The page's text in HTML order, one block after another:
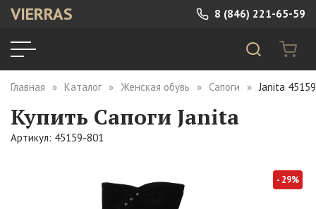
VIERRAS 8 (846) 221-65-59
Главная Каталог Женская обувь Сапоги Janita
Купить Сапоги Janita
Артикул: 45159-801
- 29%